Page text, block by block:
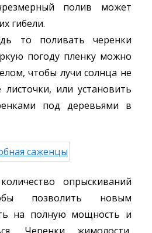
полив может
гибели.
то поливать черенки
погоду пленку можно
чтобы лучи солнца не
или установить
под деревьями в
опрыскиваний
позволить новым
на полную мощность и